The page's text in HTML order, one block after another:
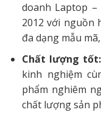
doanh Laptop –
2012 với nguồn
đa dạng mẫu
Chất lượng tốt:
kinh nghiệm
phẩm nghiêm
chất lượng sản